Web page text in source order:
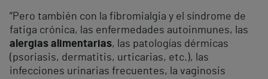
“Pero también con la fibromialgia y el síndrome de
fatiga crónica, las enfermedades autoinmunes, las
alergias alimentarias, las patologías dérmicas
(psoriasis, dermatitis, urticarias, etc.), las
infecciones urinarias frecuentes, la vaginosis